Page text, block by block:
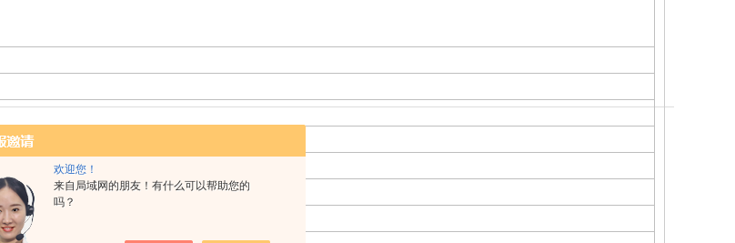
欢迎您！
来自局域网的朋友！有什么可以帮助您的
吗？